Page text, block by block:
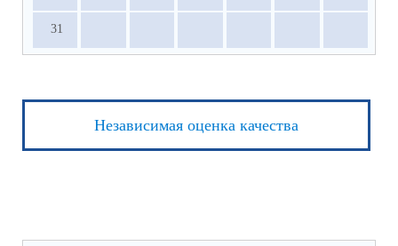
31
Независимая оценка качества